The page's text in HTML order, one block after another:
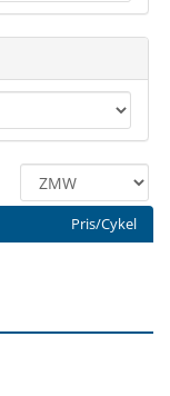
Pris/Cykel